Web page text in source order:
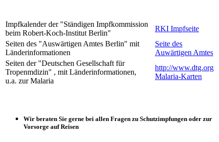
Impfkalender der "Ständigen Impfkommission
beim Robert-Koch-Institut Berlin"
RKI Impfseite
Seiten des "Auswärtigen Amtes Berlin" mit
Länderinformationen
Seite des
Auwärtigen Amtes
Seiten der "Deutschen Gesellschaft für
Tropenmdizin" , mit Länderinformationen,
u.a. zur Malaria
http://www.dtg.org
Malaria-Karten
Wir beraten Sie gerne bei allen Fragen zu Schutzimpfungen oder zur
Vorsorge auf Reisen